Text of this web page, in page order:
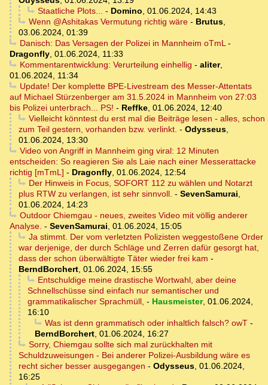
Staatliche Plots... - Domino, 01.06.2024, 14:43
Wenn @Ashitakas Vermutung richtig wäre- Brutus,
03.06.2024, 01:39
Danisch: Das Versagen der Polizei in Mannheim oTmL-
Dragonfly, 01.06.2024, 11:33
Kommentarentwicklung: Verurteilung einhellig - aliter,
01.06.2024, 11:34
Update! Der komplette BPE-Livestream des Messer-Attentats
auf Michael Stürzenberger am 31.5.2024 in Mannheim von 27:03
bis Polizei unterbrach... PS! - Reffke, 01.06.2024, 12:40
Vielleicht könntest du erst mal die Beiträge lesen - alles, schon
zum Teil gestern, vorhanden bzw. verlinkt. - Odysseus,
01.06.2024, 13:30
Video von Angriff in Mannheim ging viral: 12 Minuten
entscheiden: So reagieren Sie als Laie nach einer Messerattacke
richtig [mTmL] - Dragonfly, 01.06.2024, 12:54
Der Hinweis in Focus, SOFORT 112 zu wählen und Notarzt
plus RTW zu verlangen, ist sehr sinnvoll. - SevenSamurai,
01.06.2024, 14:23
Outdoor Chiemgau - neues, zweites Video mit völlig anderer
Analyse. - SevenSamurai, 01.06.2024, 15:05
Ja stimmt. Der vom verletzten Polizisten weggestoßene Order
war derjenige, der durch Schläge und Zerren dafür gesorgt hat,
dass der schon überwältigte Täter wieder frei kam -
BerndBorchert, 01.06.2024, 15:55
Entschuldige meine drastische Wortwahl, aber deine
Schnellschüsse sind einfach nur semantischer und
grammatikalischer Sprachmüll, - Hausmeister, 01.06.2024,
16:10
Was ist denn grammatisch oder inhaltlich falsch? owT-
BerndBorchert, 01.06.2024, 16:27
Sorry, Chiemgau sollte sich mal zurückhalten mit
Schuldzuweisungen - Bei anderer Polizei-Ausbildung wäre es
recht sicher besser ausgegangen - Odysseus, 01.06.2024,
16:25